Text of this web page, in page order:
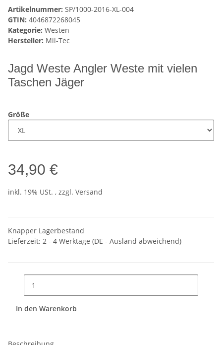
Artikelnummer: SP/1000-2016-XL-004
GTIN: 4046872268045
Kategorie: Westen
Hersteller: Mil-Tec
Jagd Weste Angler Weste mit vielen
Taschen Jäger
Größe
34,90 €
inkl. 19% USt. , zzgl. Versand
Knapper Lagerbestand
Lieferzeit: 2 - 4 Werktage (DE - Ausland abweichend)
In den Warenkorb